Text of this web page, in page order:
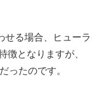
せる場合、ヒューラ
徴となりますが、
ったのです。